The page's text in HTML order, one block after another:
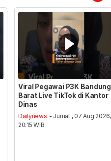
Viral Pegawai P3K Bandung
Barat Live TikTok di Kantor
Dinas
Dailynews - Jumat , 07 Aug 2026,
20:15 WIB